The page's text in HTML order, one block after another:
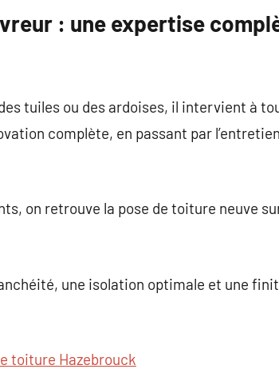
: une expertise
tuiles ou des ardoises, il intervient à
complète, en passant par
on retrouve la pose de toiture neuve
une isolation optimale et une
toiture Hazebrouck